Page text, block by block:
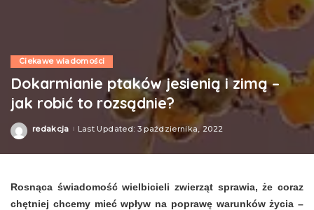
Ciekawe wiadomości
Dokarmianie ptaków jesienią i zimą –
jak robić to rozsądnie?
Posted
redakcja Last Updated: 3 października, 2022
Rosnąca świadomość wielbicieli zwierząt sprawia, że coraz
chętniej chcemy mieć wpływ na poprawę warunków życia –